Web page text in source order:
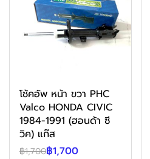
โช้คอัพ หน้า ขวา PHC
Valco HONDA CIVIC
1984-1991 (ฮอนด้า ซี
วิค) แก๊ส
฿1,700฿1,700